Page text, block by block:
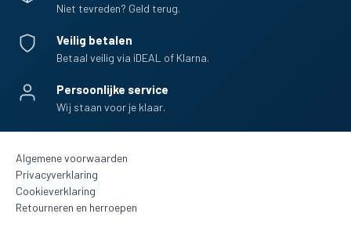
Niet tevreden? Geld terug.
Veilig betalen
Betaal veilig via iDEAL of Klarna.
Persoonlijke service
Wij staan voor je klaar.
Algemene voorwaarden
Privacyverklaring
Cookieverklaring
Retourneren en herroepen